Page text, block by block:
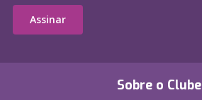
Sobre o Clube
Assinar